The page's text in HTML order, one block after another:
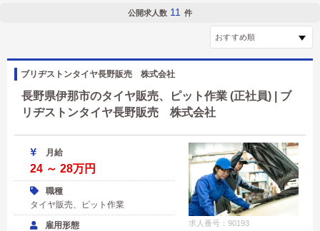
公開求人数 11 件
ブリヂストンタイヤ長野販売 株式会社
長野県伊那市のタイヤ販売、ピット作業 (正社員) | ブ
リヂストンタイヤ長野販売 株式会社
求人番号：90193
月給
24 ～ 28万円
職種
タイヤ販売、ピット作業
雇用形態